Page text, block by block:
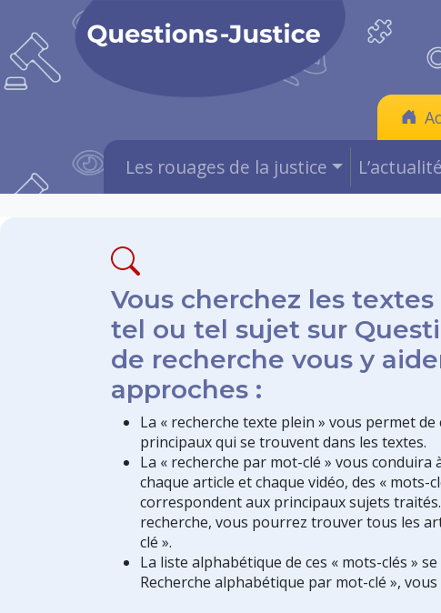
Les rouages de la justice
Vous cherchez les
tel ou tel sujet sur
de recherche vous y
approches :
La « recherche texte plein » vous permet
principaux qui se trouvent dans les textes.
La « recherche par mot-clé » vous
chaque article et chaque vidéo, des « mots-
correspondent aux principaux sujets
recherche, vous pourrez trouver tous les
clé ».
La liste alphabétique de ces « mots-clés »
Recherche alphabétique par mot-clé », vous